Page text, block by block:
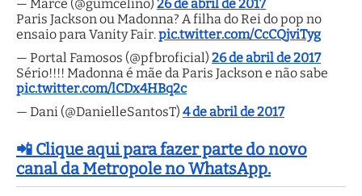
— Marce (@gumcelino) 26 de abril de 2017
Paris Jackson ou Madonna? A filha do Rei do pop no
ensaio para Vanity Fair.pic.twitter.com/CcCQjviTyg
— Portal Famosos (@pfbroficial) 26 de abril de 2017
Sério!!!! Madonna é mãe da Paris Jackson e não sabe
pic.twitter.com/lCDx4HBq2c
— Dani (@DanielleSantosT) 4 de abril de 2017
📲 Clique aqui para fazer parte do novo
canal da Metropole no WhatsApp.